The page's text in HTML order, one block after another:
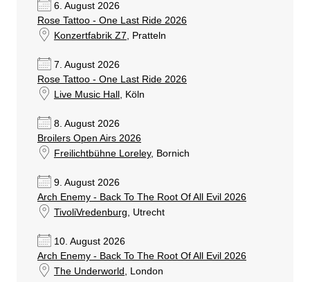
6. August 2026
Rose Tattoo - One Last Ride 2026
Konzertfabrik Z7, Pratteln
7. August 2026
Rose Tattoo - One Last Ride 2026
Live Music Hall , Köln
8. August 2026
Broilers Open Airs 2026
Freilichtbühne Loreley, Bornich
9. August 2026
Arch Enemy - Back To The Root Of All Evil 2026
TivoliVredenburg, Utrecht
10. August 2026
Arch Enemy - Back To The Root Of All Evil 2026
The Underworld , London